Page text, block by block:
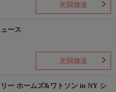
次回放送
ース
次回放送
ー ホームズ&ワトソン in NY シ